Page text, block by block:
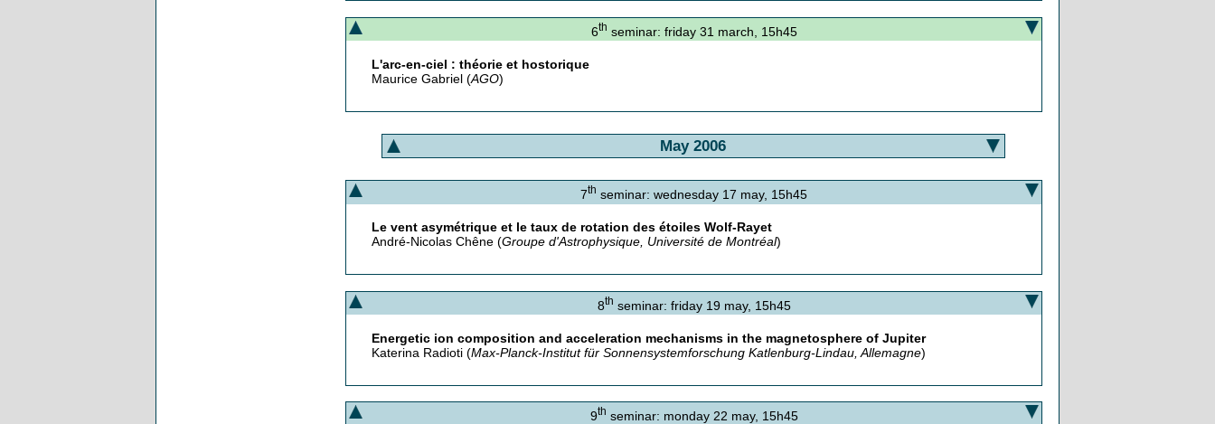
6th seminar: friday 31 march, 15h45
L'arc-en-ciel : théorie et hostorique
Maurice Gabriel (AGO)
May 2006
7th seminar: wednesday 17 may, 15h45
Le vent asymétrique et le taux de rotation des étoiles Wolf-Rayet
André-Nicolas Chêne (Groupe d'Astrophysique, Université de Montréal)
8th seminar: friday 19 may, 15h45
Energetic ion composition and acceleration mechanisms in the magnetosphere of Jupiter
Katerina Radioti (Max-Planck-Institut für Sonnensystemforschung Katlenburg-Lindau, Allemagne)
9th seminar: monday 22 may, 15h45